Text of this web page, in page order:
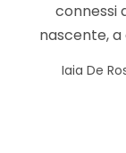
connessi
nascente,
byIaia De